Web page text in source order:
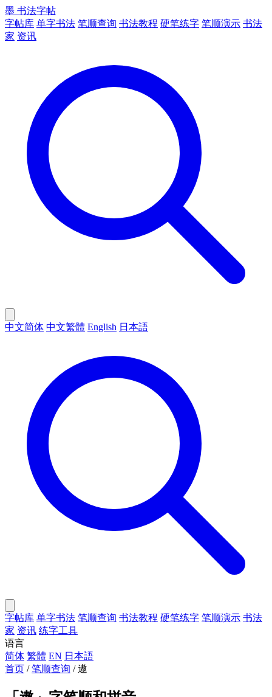
墨 书法字帖
字帖库 单字书法 笔顺查询 书法教程 硬笔练字 笔顺演示 书法
家 资讯
中文简体 中文繁體 English 日本語
字帖库 单字书法 笔顺查询 书法教程 硬笔练字 笔顺演示 书法
家 资讯 练字工具
语言
简体 繁體 EN 日本語
首页 / 笔顺查询 / 遨